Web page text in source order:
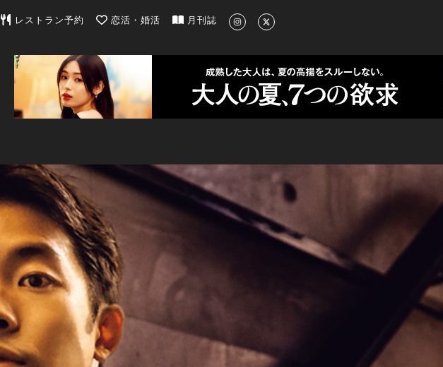
東京カレンダー | 最新のグルメ、洗練されたライフスタイル情報
レストラン予約 恋活・婚活 月刊誌